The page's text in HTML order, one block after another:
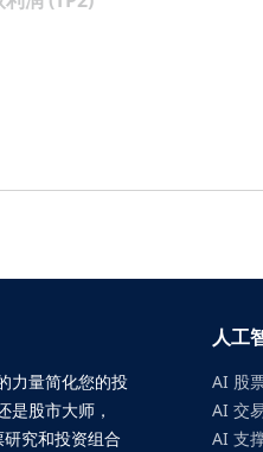
人工
力量简化您的投
是股市大师，
究和投资组合
AI 股
AI 交
AI 支